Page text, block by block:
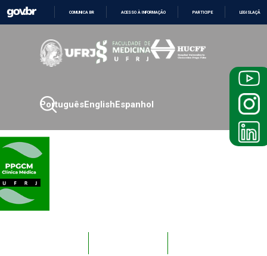
O
CONTEÚDO
COMUNICA BR ACESSO À INFORMAÇÃO PARTICIPE LEGISLAÇÃO
PortuguêsEnglishEspanhol